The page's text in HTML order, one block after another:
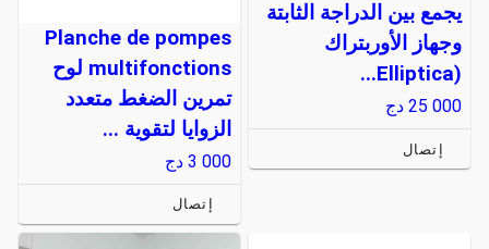
يجمع بين الدراجة الثابتة
وجهاز الأوربتراك
(Elliptica...
25 000 دج
إتصال
Planche de pompes
multifonctions لوح
تمرين الضغط متعدد
الزوايا لتقوية ...
3 000 دج
إتصال